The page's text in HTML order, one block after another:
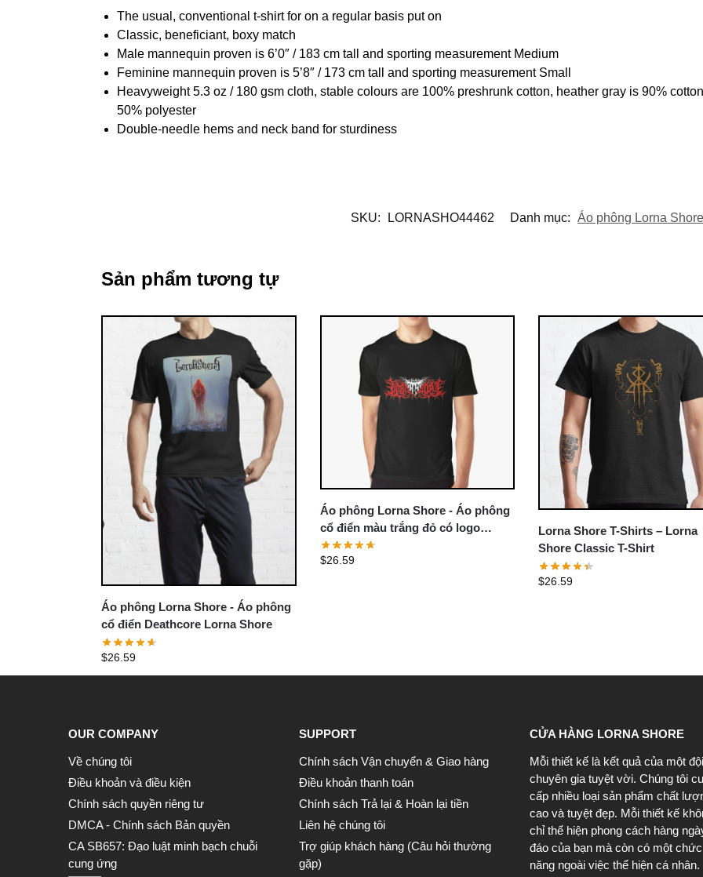
The usual, conventional t-shirt for on a regular basis put on
Classic, beneficiant, boxy match
Male mannequin proven is 6’0″ / 183 cm tall and sporting measurement Medium
Feminine mannequin proven is 5’8″ / 173 cm tall and sporting measurement Small
Heavyweight 5.3 oz / 180 gsm cloth, stable colours are 100% preshrunk cotton, heather gray is 90%
50% polyester
Double-needle hems and neck band for sturdiness
SKU: LORNASHO44462 Danh mục: Áo phông Lorna Shore
Sản phẩm tương tự
Áo phông Lorna Shore - Áo phông
cổ điển Deathcore Lorna Shore
$26.59
Áo phông Lorna Shore - Áo phông
cổ điển màu trắng đỏ có logo
Lorna Shore
$26.59
Lorna Shore T-Shirts – Lorna
Shore Classic T-Shirt
$26.59
OUR COMPANY
Về chúng tôi
Điều khoản và điều kiện
Chính sách quyền riêng tư
DMCA - Chính sách Bản quyền
CA SB657: Đạo luật minh bạch chuỗi
cung ứng
SUPPORT
Chính sách Vận chuyển & Giao hàng
Điều khoản thanh toán
Chính sách Trả lại & Hoàn lại tiền
Liên hệ chúng tôi
Trợ giúp khách hàng (Câu hỏi thường
gặp)
CỬA HÀNG LORNA SHORE
Mỗi thiết kế là kết quả của một
chuyên gia tuyệt vời. Chúng tôi
cấp nhiều loại sản phẩm chất
cao và tuyệt đẹp. Mỗi thiết kế
chỉ thể hiện phong cách hàng
đáo của bạn mà còn có một chức
năng ngoài việc thể hiện cá nhân.